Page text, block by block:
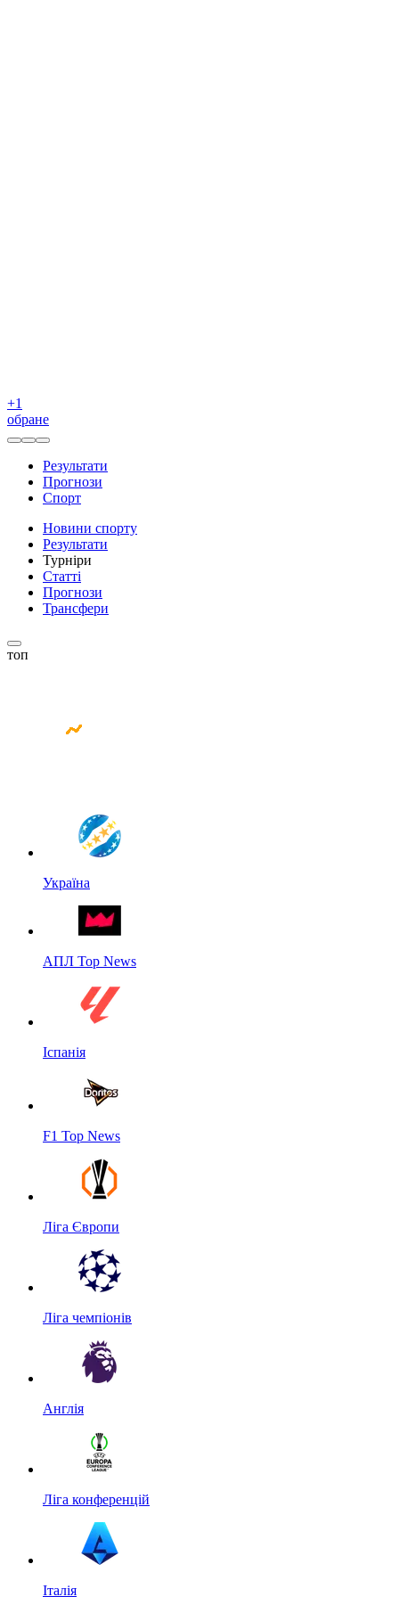
+1
обране
Результати
Прогнози
Спорт
Новини спорту
Результати
Турніри
Статті
Прогнози
Трансфери
топ
Україна
АПЛ Top News
Іспанія
F1 Top News
Ліга Європи
Ліга чемпіонів
Англія
Ліга конференцій
Італія